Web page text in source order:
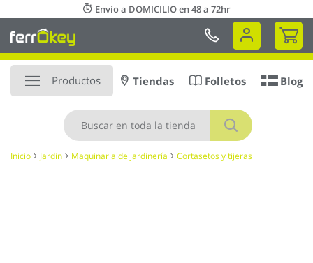
al
contenido
Envío a DOMICILIO en 48 a 72hr
Mi
Productos
Buscar
Tiendas Folletos Blog
Inicio Jardin Maquinaria de jardinería Cortasetos y tijeras